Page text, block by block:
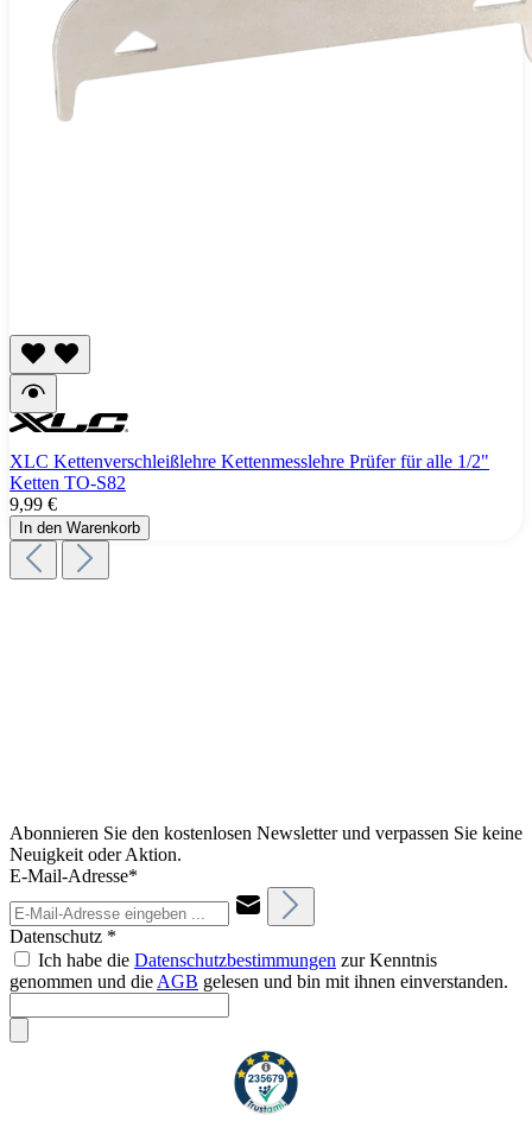
XLC Kettenverschleißlehre Kettenmesslehre Prüfer für alle 1/2"
Ketten TO-S82
9,99 €
In den Warenkorb
Abonnieren Sie den kostenlosen Newsletter und verpassen Sie keine
Neuigkeit oder Aktion.
E-Mail-Adresse*
Datenschutz *
Ich habe die Datenschutzbestimmungen zur Kenntnis
genommen und die AGB gelesen und bin mit ihnen einverstanden.